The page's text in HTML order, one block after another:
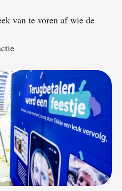
van te voren af wie de